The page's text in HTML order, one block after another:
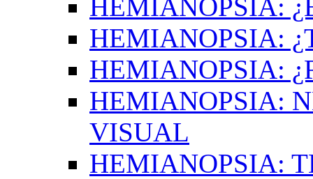
HEMIANOPSIA:
HEMIANOPSIA:
HEMIANOPSIA:
HEMIANOPSIA:
VISUAL
HEMIANOPSIA: